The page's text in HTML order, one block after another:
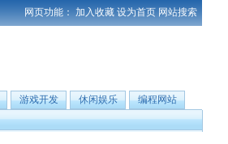
网页功能： 加入收藏 设为首页 网站搜索
游戏开发 休闲娱乐
编程网站